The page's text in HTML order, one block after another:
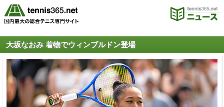
大坂なおみ 着物でウィンブルドン登場